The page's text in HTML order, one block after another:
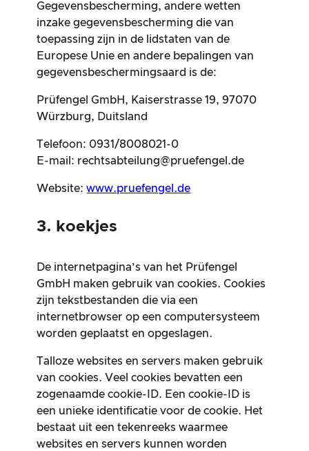
Gegevensbescherming, andere wetten
inzake gegevensbescherming die van
toepassing zijn in de lidstaten van de
Europese Unie en andere bepalingen van
gegevensbeschermingsaard is de:
Prüfengel GmbH, Kaiserstrasse 19, 97070
Würzburg, Duitsland
Telefoon: 0931/8008021-0
E-mail: rechtsabteilung@pruefengel.de
Website:www.pruefengel.de
3. koekjes
De internetpagina’s van het Prüfengel
GmbH maken gebruik van cookies. Cookies
zijn tekstbestanden die via een
internetbrowser op een computersysteem
worden geplaatst en opgeslagen.
Talloze websites en servers maken gebruik
van cookies. Veel cookies bevatten een
zogenaamde cookie-ID. Een cookie-ID is
een unieke identificatie voor de cookie. Het
bestaat uit een tekenreeks waarmee
websites en servers kunnen worden